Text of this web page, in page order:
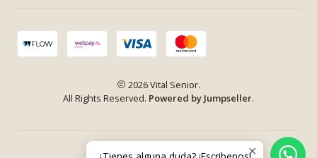
2026 Vital Senior.
All Rights Reserved. Powered by Jumpseller.